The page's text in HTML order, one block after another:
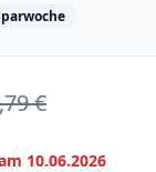
€
10.06.2026